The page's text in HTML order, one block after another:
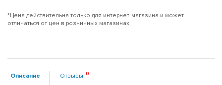
*Цена действительна только для интернет-магазина и может
отличаться от цен в розничных магазинах
Описание Отзывы